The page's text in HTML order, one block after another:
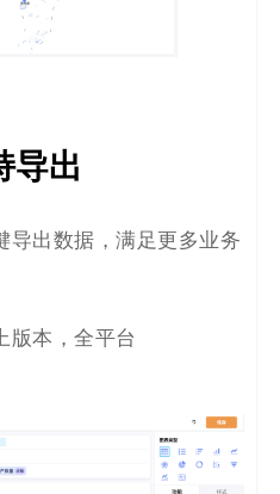
导出
导出数据，满足更多业务
版本，全平台